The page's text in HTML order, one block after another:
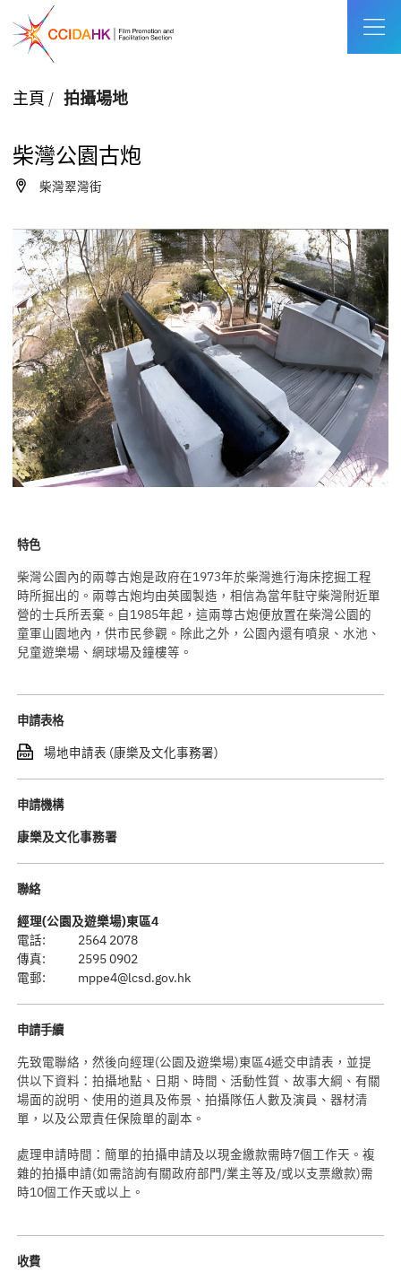
主頁 / 拍攝場地
柴灣公園古炮
柴灣翠灣街
特色
柴灣公園內的兩尊古炮是政府在1973年於柴灣進行海床挖掘工程
時所掘出的。兩尊古炮均由英國製造，相信為當年駐守柴灣附近單
營的士兵所丟棄。自1985年起，這兩尊古炮便放置在柴灣公園的
童軍山園地內，供市民參觀。除此之外，公園內還有噴泉、水池、
兒童遊樂場、網球場及鐘樓等。
申請表格
場地申請表 (康樂及文化事務署)
申請機構
康樂及文化事務署
聯絡
經理(公園及遊樂場)東區4
電話:
2564 2078
傳真:
2595 0902
電郵:
mppe4@lcsd.gov.hk
申請手續
先致電聯絡，然後向經理(公園及遊樂場)東區4遞交申請表，並提
供以下資料：拍攝地點、日期、時間、活動性質、故事大綱、有關
場面的說明、使用的道具及佈景、拍攝隊伍人數及演員、器材清
單，以及公眾責任保險單的副本。
處理申請時間：簡單的拍攝申請及以現金繳款需時7個工作天。複
雜的拍攝申請(如需諮詢有關政府部門/業主等及/或以支票繳款)需
時10個工作天或以上。
收費